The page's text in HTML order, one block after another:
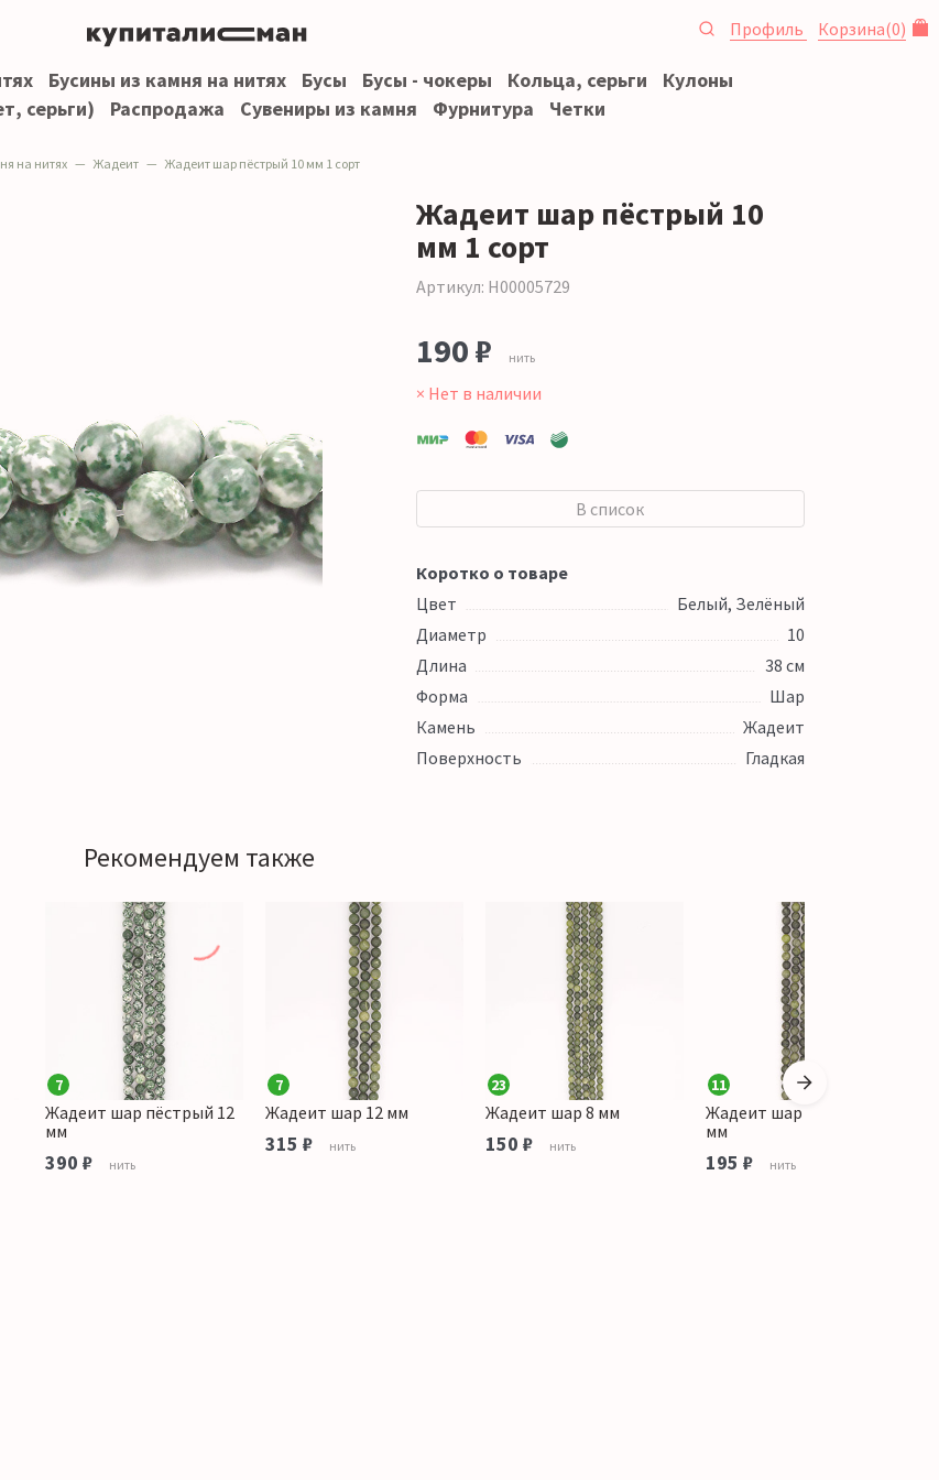
Профиль Корзина(0)
Бусины из камня на нитях Бусы Бусы - чокеры Кольца, серьги
Кулоны
серьги)
Распродажа Сувениры из камня Фурнитура Четки
на нитях Жадеит Жадеит шар пёстрый 10 мм 1 сорт
Жадеит шар пёстрый 10
мм 1 сорт
Артикул: Н00005729
190 ₽ нить
× Нет в наличии
В список
Коротко о товаре
Цвет
Белый, Зелёный
Диаметр
10
Длина
38 см
Форма
Шар
Камень
Жадеит
Поверхность
Гладкая
Рекомендуем также
7
Жадеит шар пёстрый 12
мм
390 ₽ нить
7
Жадеит шар 12 мм
315 ₽ нить
23
Жадеит шар 8 мм
150 ₽ нить
11
Жадеит шар светлый 10
мм
195 ₽ нить